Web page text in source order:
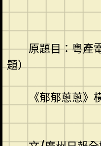
原題目：粵產電
題）
《郁郁蔥蔥》橫